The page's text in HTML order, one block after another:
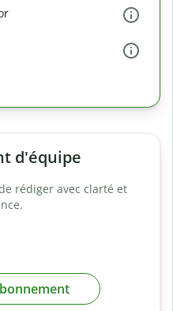
d'équipe
rédiger avec clarté et